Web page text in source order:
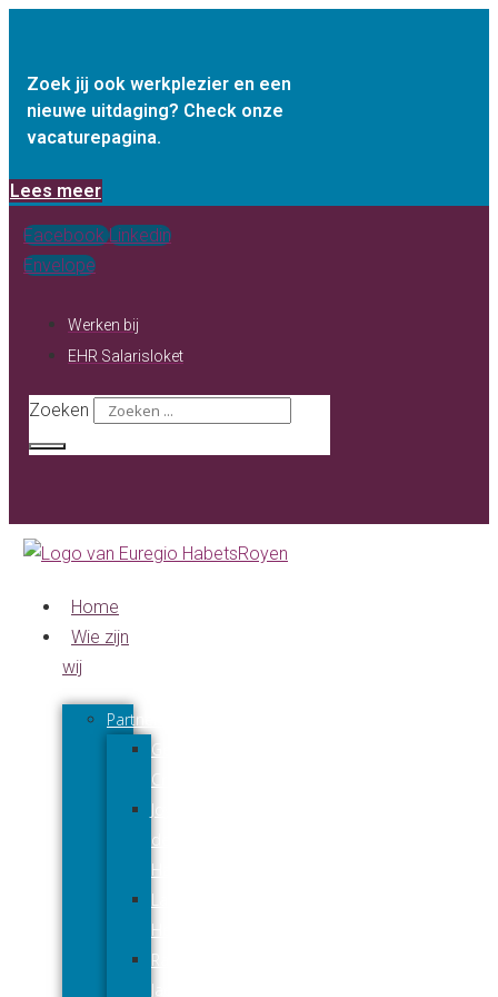
inhoud
Zoek jij ook werkplezier en een
nieuwe uitdaging? Check onze
vacaturepagina.
Lees meer
Facebook Linkedin
Envelope
Werken bij
EHR Salarisloket
Zoeken
Home
Wie zijn
wij
Partners
Gerard
Creuëls
Joyce
den
Harder
Lars
Hendriks
Raymond
Jaeqx